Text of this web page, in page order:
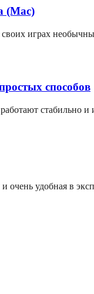
(Mac)
своих играх
способов
стабильно
удобная в